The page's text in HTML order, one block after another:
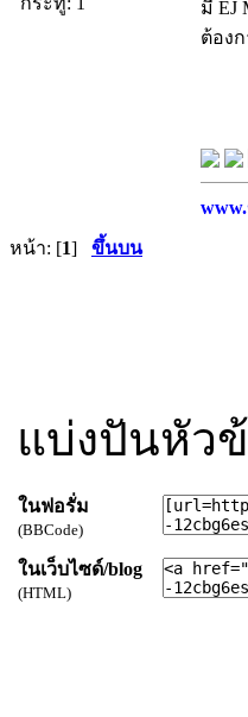
มี EJ
ต้อง
หน้า: [1] ขึ้นบน
แบ่งปันหัว
ในฟอรั่ม
(BBCode)
ในเว็บไซด์/blog
(HTML)